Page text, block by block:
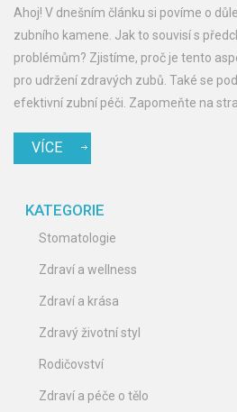
Ahoj! V dnešním článku si povíme o
zubního kamene. Jak to souvisí s
problémům? Zjistíme, proč je tento
pro udržení zdravých zubů. Také se
efektivní zubní péči. Zapomeňte na
VÍCE
KATEGORIE
Stomatologie
Zdraví a wellness
Zdraví a krása
Zdravý životní styl
Rodičovství
Zdraví a péče o tělo